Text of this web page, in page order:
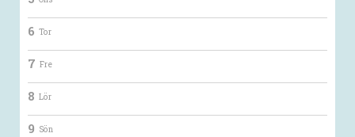
6 Tor
7 Fre
8 Lör
9 Sön